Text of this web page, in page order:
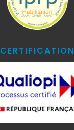
CERTIFICATION